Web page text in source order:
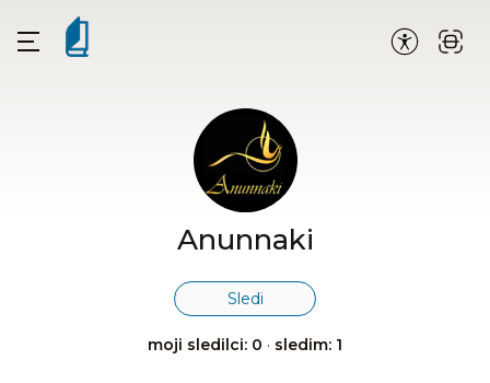
Anunnaki
Sledi
moji sledilci: 0 · sledim: 1